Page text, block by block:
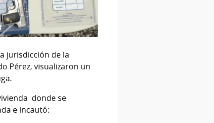
jurisdicción de la
Pérez, visualizaron un
donde se
e incautó: